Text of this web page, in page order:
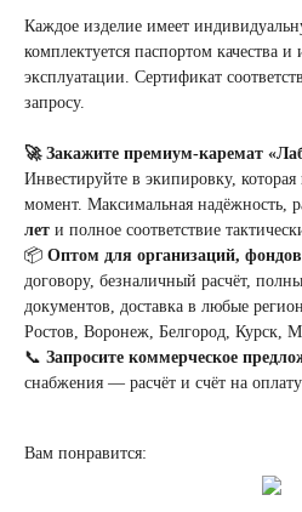
Каждое изделие имеет
комплектуется паспортом качества
эксплуатации. Сертификат
запросу.
🚀 Закажите премиум-каремат
Инвестируйте в экипировку,
момент. Максимальная надёжность,
лет и полное соответствие
📦 Оптом для организаций,
договору, безналичный расчёт,
документов, доставка в любые
Ростов, Воронеж, Белгород, Курск,
📞 Запросите коммерческое
снабжения — расчёт и счёт на
Вам понравится:
О нас
Доставка и
Бронежилеты
Обмен и возврат
Противоосколочная
КАТЕГОРИИ ДЛЯ
КЛИЕНТА